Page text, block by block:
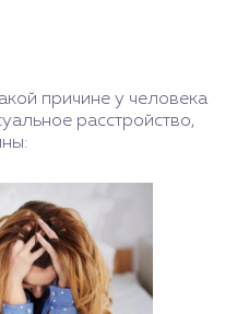
причине у человека
расстройство,